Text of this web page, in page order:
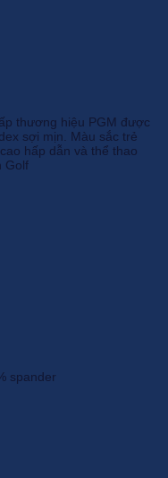
thương hiệu PGM được
sợi mịn. Màu sắc trẻ
hấp dẫn và thể thao
Golf
spander